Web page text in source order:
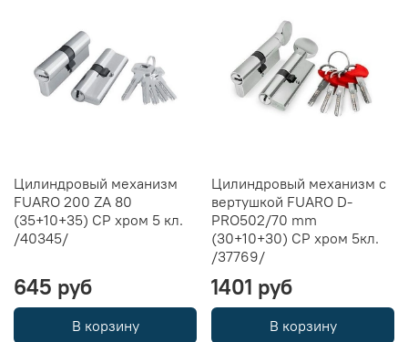
Цилиндровый механизм
FUARO 200 ZA 80
(35+10+35) CP хром 5 кл.
/40345/
645 руб
В корзину
Цилиндровый механизм с
вертушкой FUARO D-
PRO502/70 mm
(30+10+30) CP хром 5кл.
/37769/
1401 руб
В корзину